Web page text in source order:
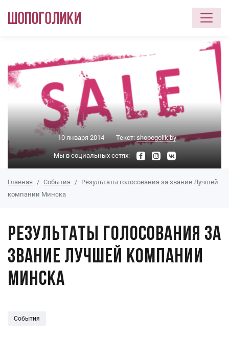
10 января 2014 Текст: shopogolikiby
Мы в социальных сетях:
Главная События
Результаты голосования за звание Лучшей
компании Минска
Результаты голосования за
звание Лучшей компании
Минска
События